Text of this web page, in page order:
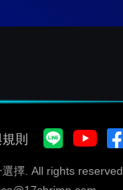
則
擇. All rights reserved.